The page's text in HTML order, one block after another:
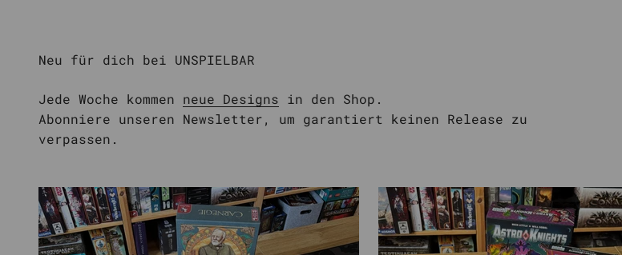
Jede Woche kommen neue Designs in den Shop.
Abonniere unseren Newsletter, um garantiert keinen Release zu
verpassen.